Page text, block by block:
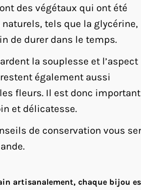
des végétaux qui ont été
tels que la glycérine,
de durer dans le temps.
la souplesse et l’aspect
également aussi
fleurs. Il est donc important
et délicatesse.
de conservation vous
artisanalement, chaque bijou